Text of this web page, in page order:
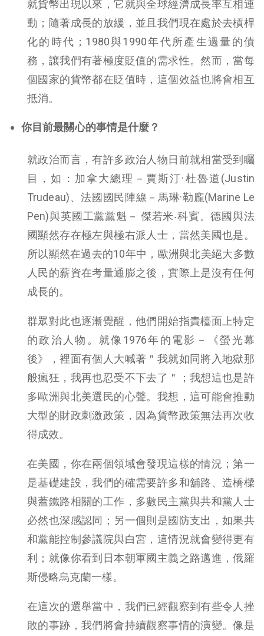
就貨幣出現以來，它就與全球經濟成長率互相連
動；隨著成長的放緩，並且我們現在處於去槓桿
化的時代；1980與1990年代所產生過量的債
務，讓我們有著極度貶值的需求性。然而，當每
個國家的貨幣都在貶值時，這個效益也將會相互
抵消。
你目前最關心的事情是什麼？
就政治而言，有許多政治人物日前就相當受到矚
目，如：加拿大總理－賈斯汀·杜魯道(Justin
Trudeau)、法國國民陣線－馬琳·勒龐(Marine Le
Pen)與英國工黨黨魁－ 傑若米‧科賓。德國與法
國顯然存在極左與極右派人士，當然美國也是。
所以顯然在過去的10年中，歐洲與北美絕大多數
人民的薪資在考量通膨之後，實際上是沒有任何
成長的。
群眾對此也逐漸覺醒，他們開始指責檯面上特定
的政治人物。就像1976年的電影－《螢光幕
後》，裡面有個人大喊著＂我就如同將入地獄那
般瘋狂，我再也忍受不下去了＂；我想這也是許
多歐洲與北美選民的心聲。我想，這可能會推動
大型的財政刺激政策，因為貨幣政策無法再次收
得成效。
在美國，你在兩個領域會發現這樣的情況；第一
是基礎建設，我們的確需要許多和舖路、造橋樑
與蓋鐵路相關的工作，多數民主黨與共和黨人士
必然也深感認同；另一個則是國防支出，如果共
和黨能控制參議院與白宮，這情況就會變得更有
利；就像你看到日本朝軍國主義之路邁進，俄羅
斯侵略烏克蘭一樣。
在這次的選舉當中，我們已經觀察到有些令人挫
敗的事跡，我們將會持續觀察事情的演變。像是